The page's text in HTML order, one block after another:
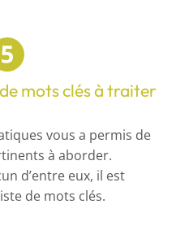
mots clés à traiter
vous a permis de
à aborder.
d’entre eux, il est
de mots clés.